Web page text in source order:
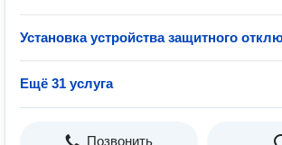
Установка устройства защитного
Ещё 31 услуга
Позвонить